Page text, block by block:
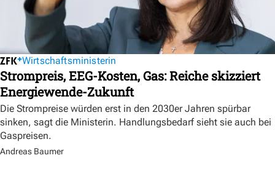
Wirtschaftsministerin
Strompreis, EEG-Kosten, Gas: Reiche skizziert
Energiewende-Zukunft
Die Strompreise würden erst in den 2030er Jahren spürbar
sinken, sagt die Ministerin. Handlungsbedarf sieht sie auch bei
Gaspreisen.
Andreas Baumer